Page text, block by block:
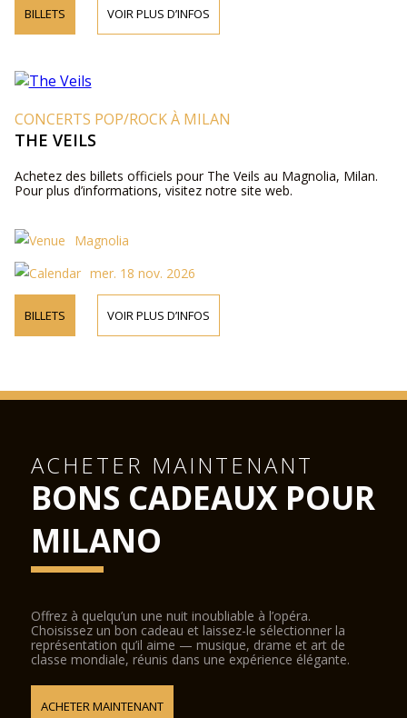
BILLETS VOIR PLUS D’INFOS
CONCERTS POP/ROCK À MILAN
THE VEILS
Achetez des billets officiels pour The Veils au Magnolia, Milan.
Pour plus d’informations, visitez notre site web.
Magnolia
mer. 18 nov. 2026
BILLETS VOIR PLUS D’INFOS
ACHETER MAINTENANT
BONS CADEAUX POUR
MILANO
Offrez à quelqu’un une nuit inoubliable à l’opéra.
Choisissez un bon cadeau et laissez-le sélectionner la
représentation qu’il aime — musique, drame et art de
classe mondiale, réunis dans une expérience élégante.
ACHETER MAINTENANT